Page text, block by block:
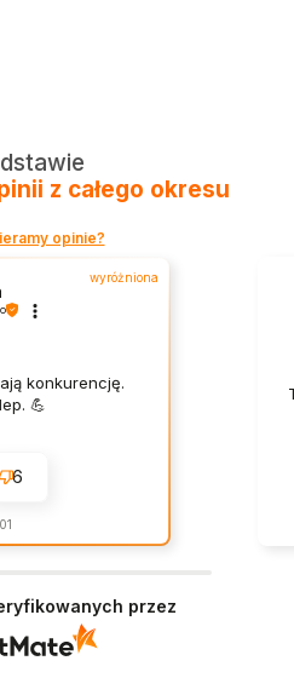
z całego okresu
opinie?
wyróżniona
konkurencję.
💪
6
przez